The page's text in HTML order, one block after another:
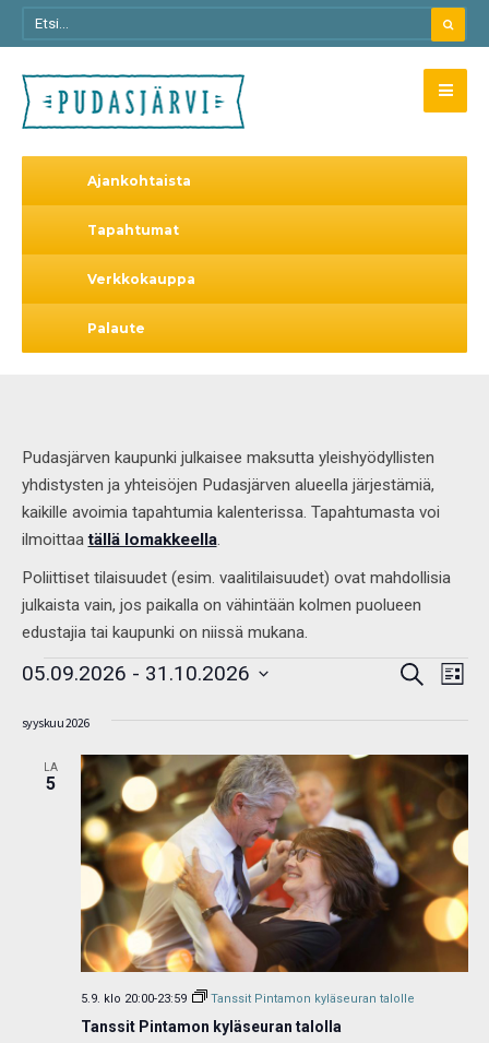
Ajankohtaista
Tapahtumat
Verkkokauppa
Palaute
Pudasjärven kaupunki julkaisee maksutta yleishyödyllisten
yhdistysten ja yhteisöjen Pudasjärven alueella järjestämiä,
kaikille avoimia tapahtumia kalenterissa. Tapahtumasta voi
ilmoittaatällä lomakkeella.
Poliittiset tilaisuudet (esim. vaalitilaisuudet) ovat mahdollisia
julkaista vain, jos paikalla on vähintään kolmen puolueen
edustajia tai kaupunki on niissä mukana.
Tapahtumat
Etsi
Etsi
Listaus
05.09.2026 - 31.10.2026
syyskuu 2026
LA
5
Tanssit Pintamon kyläseuran talolla
5.9. klo 20:00-23:59 Tanssit Pintamon kyläseuran talolle